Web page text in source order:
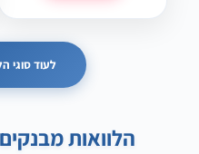
לעוד סוגי
הלוואות